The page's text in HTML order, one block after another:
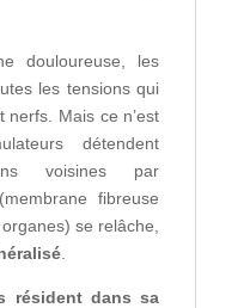
douloureuse, les
les tensions qui
nerfs. Mais ce n’est
détendent
voisines par
fibreuse
se relâche,
.
résident dans sa